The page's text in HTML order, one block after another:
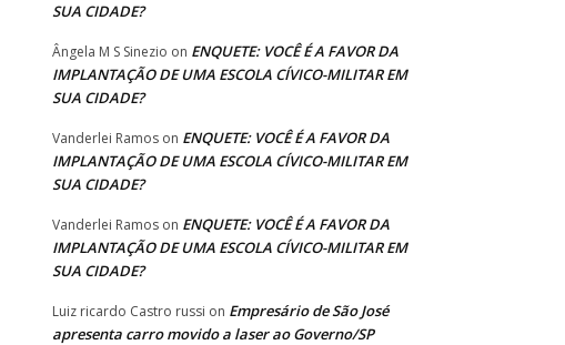
SUA CIDADE?
Ângela M S Sinezio on ENQUETE: VOCÊ É A FAVOR DA
IMPLANTAÇÃO DE UMA ESCOLA CÍVICO-MILITAR EM
SUA CIDADE?
Vanderlei Ramos on ENQUETE: VOCÊ É A FAVOR DA
IMPLANTAÇÃO DE UMA ESCOLA CÍVICO-MILITAR EM
SUA CIDADE?
Vanderlei Ramos on ENQUETE: VOCÊ É A FAVOR DA
IMPLANTAÇÃO DE UMA ESCOLA CÍVICO-MILITAR EM
SUA CIDADE?
Luiz ricardo Castro russi on Empresário de São José
apresenta carro movido a laser ao Governo/SP